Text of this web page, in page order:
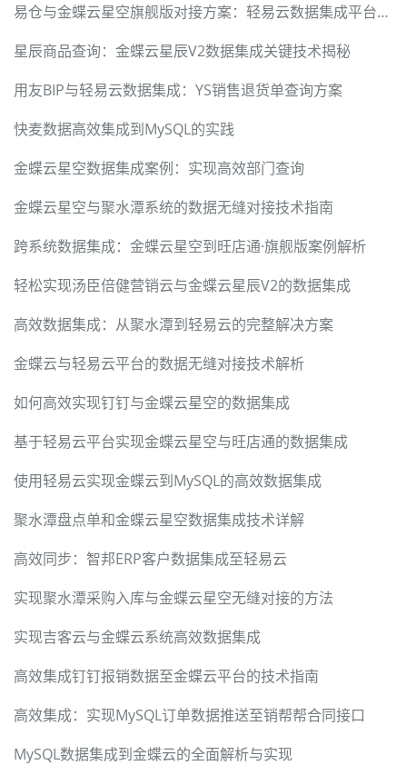
易仓与金蝶云星空旗舰版对接方案：轻易云数据集成平台赋能跨境电商智能化运营
星辰商品查询：金蝶云星辰V2数据集成关键技术揭秘
用友BIP与轻易云数据集成：YS销售退货单查询方案
快麦数据高效集成到MySQL的实践
金蝶云星空数据集成案例：实现高效部门查询
金蝶云星空与聚水潭系统的数据无缝对接技术指南
跨系统数据集成：金蝶云星空到旺店通·旗舰版案例解析
轻松实现汤臣倍健营销云与金蝶云星辰V2的数据集成
高效数据集成：从聚水潭到轻易云的完整解决方案
金蝶云与轻易云平台的数据无缝对接技术解析
如何高效实现钉钉与金蝶云星空的数据集成
基于轻易云平台实现金蝶云星空与旺店通的数据集成
使用轻易云实现金蝶云到MySQL的高效数据集成
聚水潭盘点单和金蝶云星空数据集成技术详解
高效同步：智邦ERP客户数据集成至轻易云
实现聚水潭采购入库与金蝶云星空无缝对接的方法
实现吉客云与金蝶云系统高效数据集成
高效集成钉钉报销数据至金蝶云平台的技术指南
高效集成：实现MySQL订单数据推送至销帮帮合同接口
MySQL数据集成到金蝶云的全面解析与实现